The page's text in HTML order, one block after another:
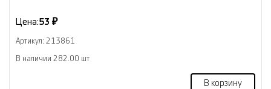
Цена:53 ₽
Артикул: 213861
В наличии 282.00 шт
В корзину